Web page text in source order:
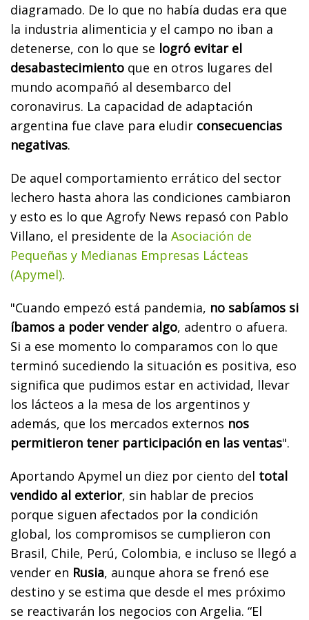
diagramado. De lo que no había dudas era que
la industria alimenticia y el campo no iban a
detenerse, con lo que se logró evitar el
desabastecimiento que en otros lugares del
mundo acompañó al desembarco del
coronavirus. La capacidad de adaptación
argentina fue clave para eludir consecuencias
negativas.
De aquel comportamiento errático del sector
lechero hasta ahora las condiciones cambiaron
y esto es lo que Agrofy News repasó con Pablo
Villano, el presidente de la Asociación de
Pequeñas y Medianas Empresas Lácteas
(Apymel).
"Cuando empezó está pandemia, no sabíamos si
íbamos a poder vender algo, adentro o afuera.
Si a ese momento lo comparamos con lo que
terminó sucediendo la situación es positiva, eso
significa que pudimos estar en actividad, llevar
los lácteos a la mesa de los argentinos y
además, que los mercados externos nos
permitieron tener participación en las ventas".
Aportando Apymel un diez por ciento del total
vendido al exterior, sin hablar de precios
porque siguen afectados por la condición
global, los compromisos se cumplieron con
Brasil, Chile, Perú, Colombia, e incluso se llegó a
vender en Rusia, aunque ahora se frenó ese
destino y se estima que desde el mes próximo
se reactivarán los negocios con Argelia. “El